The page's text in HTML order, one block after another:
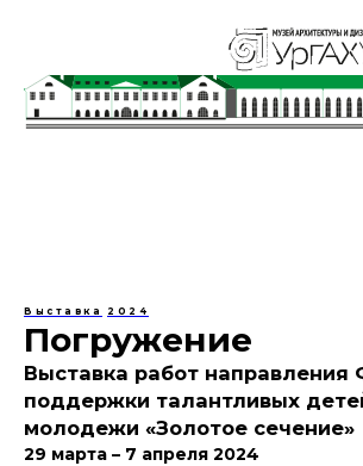
Уральский государственный
художественный университет
Выставка 2024
Погружение
Выставка работ направления
поддержки талантливых
молодежи «Золотое сечение»
29 марта – 7 апреля 2024